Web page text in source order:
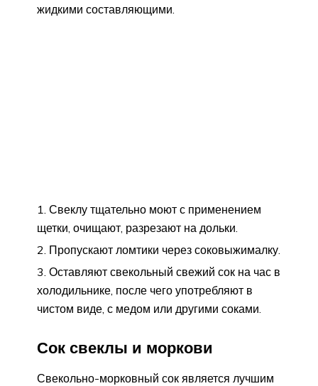
жидкими составляющими.
Свеклу тщательно моют с применением
щетки, очищают, разрезают на дольки.
Пропускают ломтики через соковыжималку.
Оставляют свекольный свежий сок на час в
холодильнике, после чего употребляют в
чистом виде, с медом или другими соками.
Сок свеклы и моркови
Свекольно-морковный сок является лучшим